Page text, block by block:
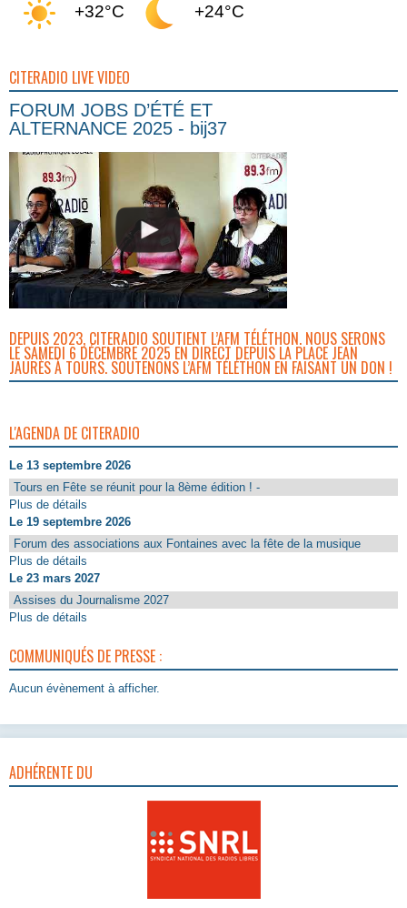
+32°C +24°C
CITERADIO LIVE VIDEO
FORUM JOBS D’ÉTÉ ET
ALTERNANCE 2025 - bij37
DEPUIS 2023, CITERADIO SOUTIENT L’AFM TÉLÉTHON. NOUS SERONS
LE SAMEDI 6 DÉCEMBRE 2025 EN DIRECT DEPUIS LA PLACE JEAN
JAURÈS À TOURS. SOUTENONS L’AFM TÉLÉTHON EN FAISANT UN DON !
L'AGENDA DE CITERADIO
Le 13 septembre 2026
Tours en Fête se réunit pour la 8ème édition ! -
Plus de détails
Le 19 septembre 2026
Forum des associations aux Fontaines avec la fête de la musique
Plus de détails
Le 23 mars 2027
Assises du Journalisme 2027
Plus de détails
COMMUNIQUÉS DE PRESSE :
Aucun évènement à afficher.
ADHÉRENTE DU